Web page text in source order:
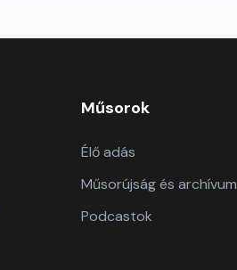
Műsorok
Élő adás
Műsorújság és archívum
Podcastok